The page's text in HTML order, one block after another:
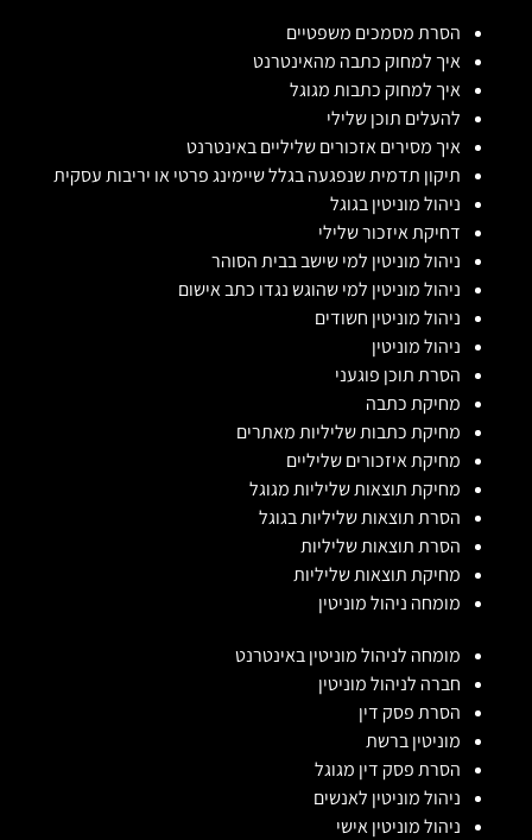
הסרת מסמכים משפטיים
איך למחוק כתבה מהאינטרנט
איך למחוק כתבות מגוגל
להעלים תוכן שלילי
איך מסירים אזכורים שליליים באינטרנט
תיקון תדמית שנפגעה בגלל שיימינג פרטי או יריבות עסקית
ניהול מוניטין בגוגל
דחיקת איזכור שלילי
ניהול מוניטין למי שישב בבית הסוהר
ניהול מוניטין למי שהוגש נגדו כתב אישום
ניהול מוניטין חשודים
ניהול מוניטין
הסרת תוכן פוגעני
מחיקת כתבה
מחיקת כתבות שליליות מאתרים
מחיקת איזכורים שליליים
מחיקת תוצאות שליליות מגוגל
הסרת תוצאות שליליות בגוגל
הסרת תוצאות שליליות
מחיקת תוצאות שליליות
מומחה ניהול מוניטין
מומחה לניהול מוניטין באינטרנט
חברה לניהול מוניטין
הסרת פסק דין
מוניטין ברשת
הסרת פסק דין מגוגל
ניהול מוניטין לאנשים
ניהול מוניטין אישי